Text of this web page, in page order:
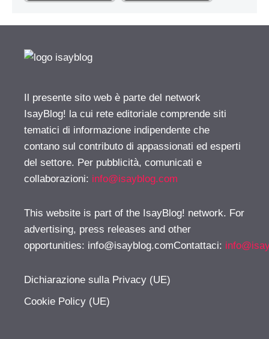
Il presente sito web è parte del network
IsayBlog! la cui rete editoriale comprende siti
tematici di informazione indipendente che
contano sul contributo di appassionati ed esperti
del settore. Per pubblicità, comunicati e
collaborazioni: info@isayblog.com
This website is part of the IsayBlog! network. For
advertising, press releases and other
opportunities: info@isayblog.comContattaci:
Dichiarazione sulla Privacy (UE)
Cookie Policy (UE)